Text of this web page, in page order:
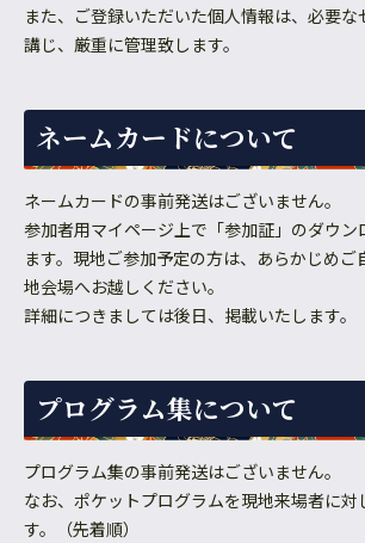
また、ご登録いただいた個人情報は、必要な
講じ、厳重に管理致します。
ネームカードについて
ネームカードの事前発送はございません。
参加者用マイページ上で「参加証」のダウン
ます。現地ご参加予定の方は、あらかじめご
地会場へお越しください。
詳細につきましては後日、掲載いたします。
プログラム集について
プログラム集の事前発送はございません。
なお、ポケットプログラムを現地来場者に対
す。（先着順）